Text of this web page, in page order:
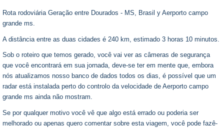
Rota rodoviária Geração entre Dourados - MS, Brasil y Aerporto campo
grande ms.
A distância entre as duas cidades é 240 km, estimado 3 horas 10 minutos.
Sob o roteiro que temos gerado, você vai ver as câmeras de segurança
que você encontrará em sua jornada, deve-se ter em mente que, embora
nós atualizamos nosso banco de dados todos os dias, é possível que um
radar está instalada perto do controlo da velocidade de Aerporto campo
grande ms ainda não mostram.
Se por qualquer motivo você vê que algo está errado ou poderia ser
melhorado ou apenas quero comentar sobre esta viagem, você pode fazê-